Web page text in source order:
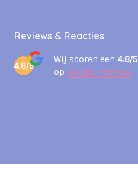
Reviews & Reacties
4.8/5
Wij scoren een 4.8/5
op Google Reviews